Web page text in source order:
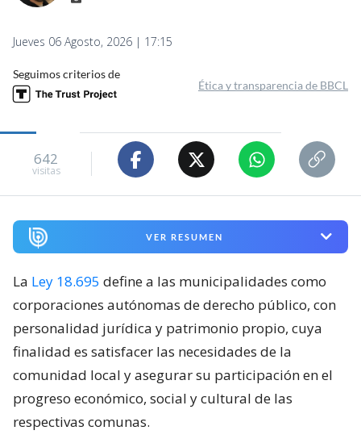
Jueves 06 Agosto, 2026 | 17:15
Seguimos criterios de
Ética y transparencia de BBCL
642
visitas
VER RESUMEN
La Ley 18.695 define a las municipalidades como
corporaciones autónomas de derecho público, con
personalidad jurídica y patrimonio propio, cuya
finalidad es satisfacer las necesidades de la
comunidad local y asegurar su participación en el
progreso económico, social y cultural de las
respectivas comunas.